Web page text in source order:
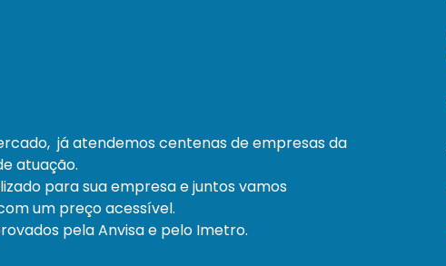
já atendemos centenas de empresas da
atuação.
para sua empresa e juntos vamos
um preço acessível.
pela Anvisa e pelo Imetro.